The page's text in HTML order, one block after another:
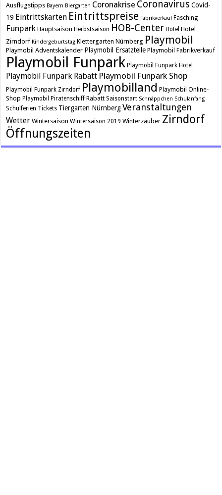
Ausflugstipps Bayern Biergarten Coronakrise Coronavirus Covid-
19 Eintrittskarten Eintrittspreise Fabrikverkauf Fasching
Funpark Hauptsaison Herbstsaison HOB-Center Hotel Hotel
Zirndorf Kindergeburtstag Klettergarten Nürnberg Playmobil
Playmobil Adventskalender Playmobil Ersatzteile Playmobil Fabrikverkauf
Playmobil Funpark Playmobil Funpark Hotel
Playmobil Funpark Rabatt Playmobil Funpark Shop
Playmobil Funpark Zirndorf Playmobilland Playmobil Online-
Shop Playmobil Piratenschiff Rabatt Saisonstart Schnäppchen Schulanfang
Schulferien Tickets Tiergarten Nürnberg Veranstaltungen
Wetter Wintersaison Wintersaison 2019 Winterzauber Zirndorf
Öffnungszeiten